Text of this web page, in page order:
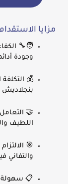
مزايا
🧑‍🔧
وجودة
💰
🤝
اللطيف
🎯
والتفاني
📋 سهولة